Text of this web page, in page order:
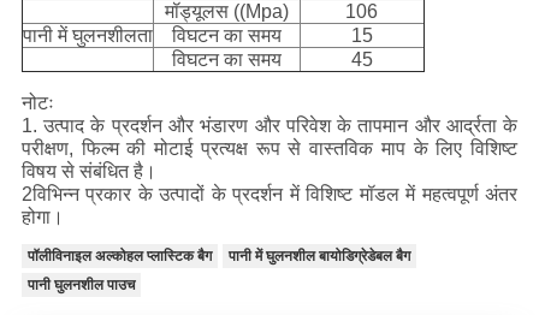
मॉड्यूलस ((Mpa)
106
पानी में घुलनशीलता
विघटन का समय
15
विघटन का समय
45
नोटः
1. उत्पाद के प्रदर्शन और भंडारण और परिवेश के तापमान और आर्द्रता के
परीक्षण, फिल्म की मोटाई प्रत्यक्ष रूप से वास्तविक माप के लिए विशिष्ट
विषय से संबंधित है।
2विभिन्न प्रकार के उत्पादों के प्रदर्शन में विशिष्ट मॉडल में महत्वपूर्ण अंतर
होगा।
पॉलीविनाइल अल्कोहल प्लास्टिक बैग
पानी में घुलनशील बायोडिग्रेडेबल बैग
पानी घुलनशील पाउच